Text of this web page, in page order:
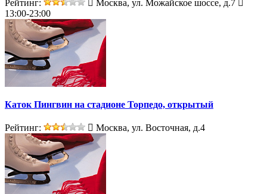
Рейтинг:
Москва, ул. Можайское шоссе, д.7
13:00-23:00
Каток Пингвин на стадионе Торпедо, открытый
Рейтинг: Москва, ул. Восточная, д.4